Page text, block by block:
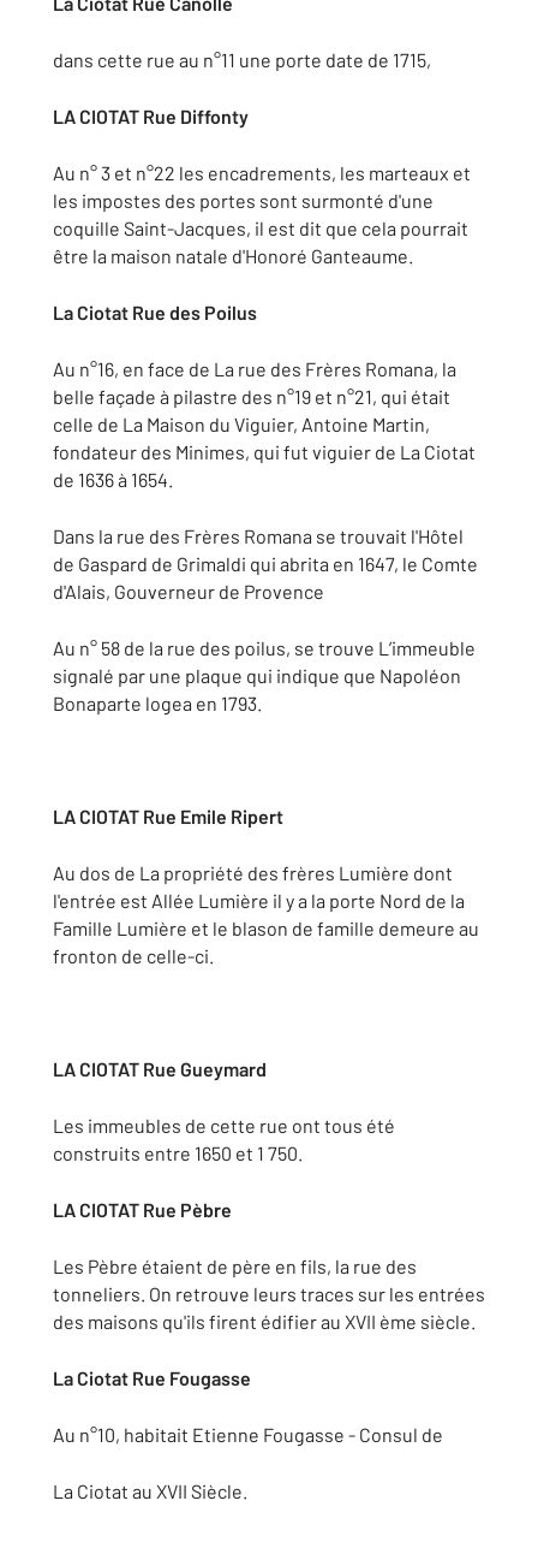
dans cette rue au n°11 une porte date de 1715,
LA CIOTAT Rue Diffonty
Au n° 3 et n°22 les encadrements, les marteaux et
les impostes des portes sont surmonté d'une
coquille Saint-Jacques, il est dit que cela pourrait
être la maison natale d'Honoré Ganteaume.
La Ciotat Rue des Poilus
Au n°16, en face de La rue des Frères Romana, la
belle façade à pilastre des n°19 et n°21, qui était
celle de La Maison du Viguier, Antoine Martin,
fondateur des Minimes, qui fut viguier de La Ciotat
de 1636 à 1654.
Dans la rue des Frères Romana se trouvait l'Hôtel
de Gaspard de Grimaldi qui abrita en 1647, le Comte
d'Alais, Gouverneur de Provence
Au n° 58 de la rue des poilus, se trouve L’immeuble
signalé par une plaque qui indique que Napoléon
Bonaparte logea en 1793.
LA CIOTAT Rue Emile Ripert
Au dos de La propriété des frères Lumière dont
l'entrée est Allée Lumière il y a la porte Nord de la
Famille Lumière et le blason de famille demeure au
fronton de celle-ci.
LA CIOTAT Rue Gueymard
Les immeubles de cette rue ont tous été
construits entre 1650 et 1 750.
LA CIOTAT Rue Pèbre
Les Pèbre étaient de père en fils, la rue des
tonneliers. On retrouve leurs traces sur les entrées
des maisons qu'ils firent édifier au XVII ème siècle.
La Ciotat Rue Fougasse
Au n°10, habitait Etienne Fougasse - Consul de
La Ciotat au XVII Siècle.